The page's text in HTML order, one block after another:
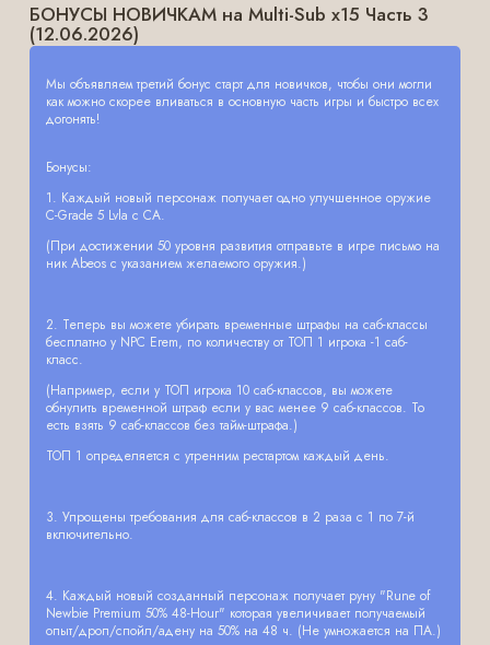
БОНУСЫ НОВИЧКАМ на Multi-Sub x15 Часть 3
(12.06.2026)
Мы объявляем третий бонус старт для новичков, чтобы они могли
как можно скорее вливаться в основную часть игры и быстро всех
догонять!
Бонусы:
1. Каждый новый персонаж получает одно улучшенное оружие
C-Grade 5 Lvla с CA.
(При достижении 50 уровня развития отправьте в игре письмо на
ник Abeos с указанием желаемого оружия.)
2. Теперь вы можете убирать временные штрафы на саб-классы
бесплатно у NPC Erem, по количеству от ТОП 1 игрока -1 саб-
класс.
(Например, если у ТОП игрока 10 саб-классов, вы можете
обнулить временной штраф если у вас менее 9 саб-классов. То
есть взять 9 саб-классов без тайм-штрафа.)
ТОП 1 определяется с утренним рестартом каждый день.
3. Упрощены требования для саб-классов в 2 раза с 1 по 7-й
включительно.
4. Каждый новый созданный персонаж получает руну "Rune of
Newbie Premium 50% 48-Hour" которая увеличивает получаемый
опыт/дроп/спойл/адену на 50% на 48 ч. (Не умножается на ПА.)